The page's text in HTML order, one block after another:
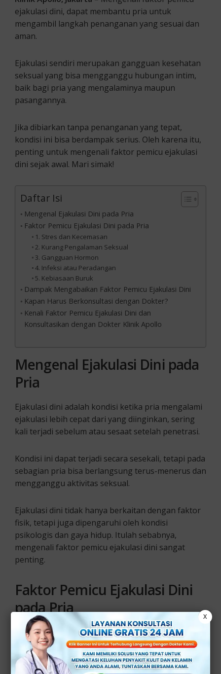
ejakulasi dini, dapat membantu pria untuk
mengambil langkah penanganan yang sesuai dan
aman.
Ejakulasi sendiri merupakan gangguan kesehatan
seksual yang bisa mengganggu hubungan intim,
baik bagi pria yang mengalaminya maupun
pasangannya.
Jika dibiarkan tanpa penanganan yang tepat,
kondisi ini bisa berdampak serius. Oleh karena itu,
penting untuk mengenali faktor pemicu ejakulasi
dini sejak awal. Mari simak!
Daftar Isi
Mengenal Ejakulasi Dini pada Pria
Faktor Pemicu Ejakulasi Dini pada Pria
1. Stres dan Kecemasan
2. Kurang Pengalaman Seksual
3. Gangguan Hormon
4. Infeksi atau Peradangan
5. Kebiasaan Buruk
Dampak Mengabaikan Faktor Pemicu Ejakulasi Dini
Kapan Harus Berkonsultasi dengan Dokter?
Kenali Faktor Pemicu Ejakulasi Dini dan
Konsultasikan dengan Dokter Klinik Apollo
Mengenal Ejakulasi Dini pada
Pria
Ejakulasi dini adalah kondisi ketika pria mengalami
ejakulasi lebih cepat dari yang diinginkan, sering
kali terjadi sebelum atau sesaat setelah penetrasi.
Kondisi ini dapat terjadi secara sesekali, tetapi pada
sebagian pria bisa berlangsung terus-menerus dan
mengganggu aktivitas seksual.
Ejakulasi dini tidak hanya berkaitan dengan faktor
fisik, tetapi juga dipengaruhi oleh kondisi
psikologis dan gaya hidup. Itulah sebabnya,
mengenali faktor pemicu ejakulasi dini sangat
penting.
Faktor Pemicu Ejakulasi Dini
pada Pria
Ada beberapa faktor pemicu ejakulasi dini pada
pria yang sering kali diabaikan. Berikut di
antaranya:
X